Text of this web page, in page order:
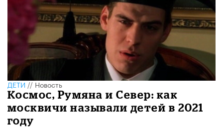
ДЕТИ//Новость
Космос, Румяна и Север: как
москвичи называли детей в 2021
году